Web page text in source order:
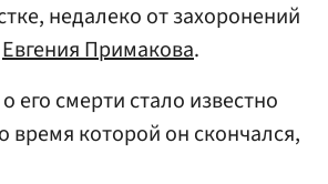
недалеко от захоронений
Евгения Примакова.
его смерти стало известно
которой он скончался,